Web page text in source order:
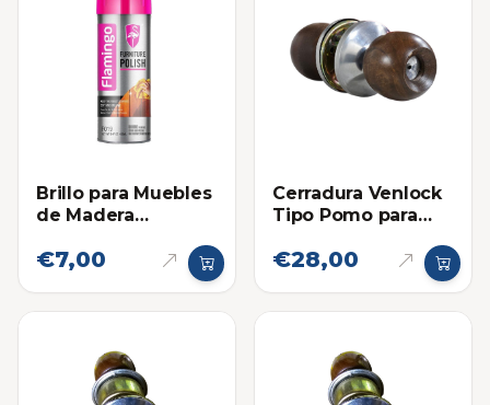
Brillo para Muebles
de Madera
€7,00
Cerradura Venlock
Tipo Pomo para
€28,00